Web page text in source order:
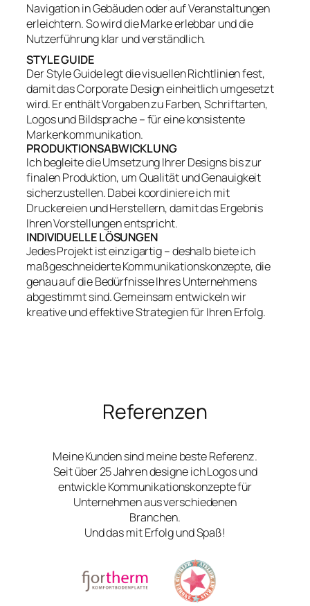
Navigation in Gebäuden oder auf Veranstaltungen
erleichtern. So wird die Marke erlebbar und die
Nutzerführung klar und verständlich.
STYLE GUIDE
Der Style Guide legt die visuellen Richtlinien fest,
damit das Corporate Design einheitlich umgesetzt
wird. Er enthält Vorgaben zu Farben, Schriftarten,
Logos und Bildsprache – für eine konsistente
Markenkommunikation.
PRODUKTIONSABWICKLUNG
Ich begleite die Umsetzung Ihrer Designs bis zur
finalen Produktion, um Qualität und Genauigkeit
sicherzustellen. Dabei koordiniere ich mit
Druckereien und Herstellern, damit das Ergebnis
Ihren Vorstellungen entspricht.
INDIVIDUELLE LÖSUNGEN
Jedes Projekt ist einzigartig – deshalb biete ich
maßgeschneiderte Kommunikationskonzepte, die
genau auf die Bedürfnisse Ihres Unternehmens
abgestimmt sind. Gemeinsam entwickeln wir
kreative und effektive Strategien für Ihren Erfolg.
Referenzen
Meine Kunden sind meine beste Referenz.
Seit über 25 Jahren designe ich Logos und
entwickle Kommunikationskonzepte für
Unternehmen aus verschiedenen
Branchen.
Und das mit Erfolg und Spaß!